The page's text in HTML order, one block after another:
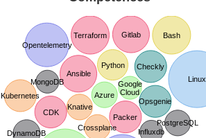
Linux
PostgreSQL
Influxdb
DynamoDB
MongoDB
Google
Cloud
Azure
Kubernetes
Crossplane
Knative
Opentelemetry
Terraform
Packer
CDK
Ansible
Gitlab Bash
Python
Opsgenie
Checkly